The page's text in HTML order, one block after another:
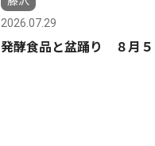
2026.07.29
発酵食品と盆踊り ８月５